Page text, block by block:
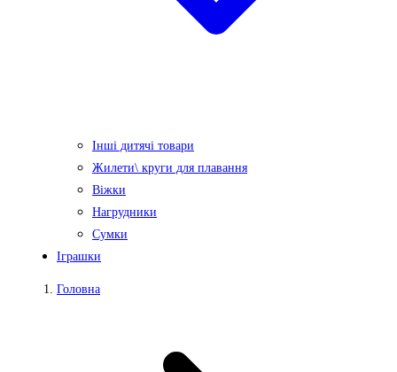
Інші дитячі товари
Жилети\ круги для плавання
Віжки
Нагрудники
Сумки
Іграшки
Головна